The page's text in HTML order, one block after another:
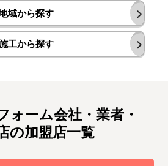
域から探す
工から探す
ォーム会社・業者・
の加盟店一覧